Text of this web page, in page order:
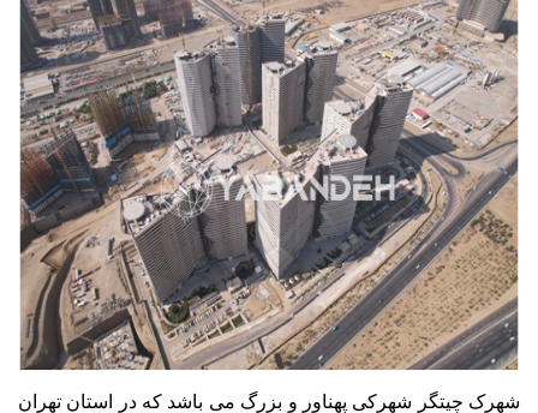
شهرک چیتگر شهرکی پهناور و بزرگ می باشد که در استان تهران